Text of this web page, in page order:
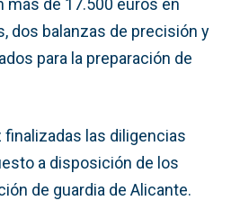
más de 17.500 euros en
dos balanzas de precisión y
para la preparación de
finalizadas las diligencias
a disposición de los
de guardia de Alicante.